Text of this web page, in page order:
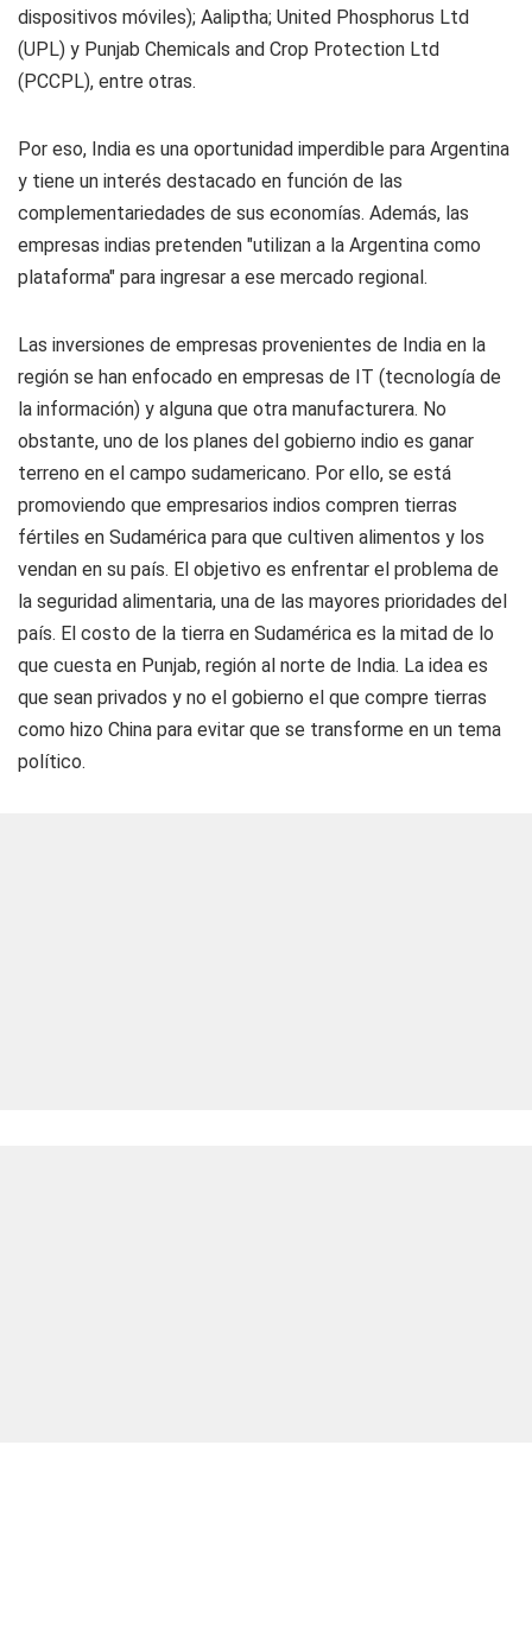
dispositivos móviles); Aaliptha; United Phosphorus Ltd
(UPL) y Punjab Chemicals and Crop Protection Ltd
(PCCPL), entre otras.
Por eso, India es una oportunidad imperdible para Argentina
y tiene un interés destacado en función de las
complementariedades de sus economías. Además, las
empresas indias pretenden "utilizan a la Argentina como
plataforma" para ingresar a ese mercado regional.
Las inversiones de empresas provenientes de India en la
región se han enfocado en empresas de IT (tecnología de
la información) y alguna que otra manufacturera. No
obstante, uno de los planes del gobierno indio es ganar
terreno en el campo sudamericano. Por ello, se está
promoviendo que empresarios indios compren tierras
fértiles en Sudamérica para que cultiven alimentos y los
vendan en su país. El objetivo es enfrentar el problema de
la seguridad alimentaria, una de las mayores prioridades del
país. El costo de la tierra en Sudamérica es la mitad de lo
que cuesta en Punjab, región al norte de India. La idea es
que sean privados y no el gobierno el que compre tierras
como hizo China para evitar que se transforme en un tema
político.